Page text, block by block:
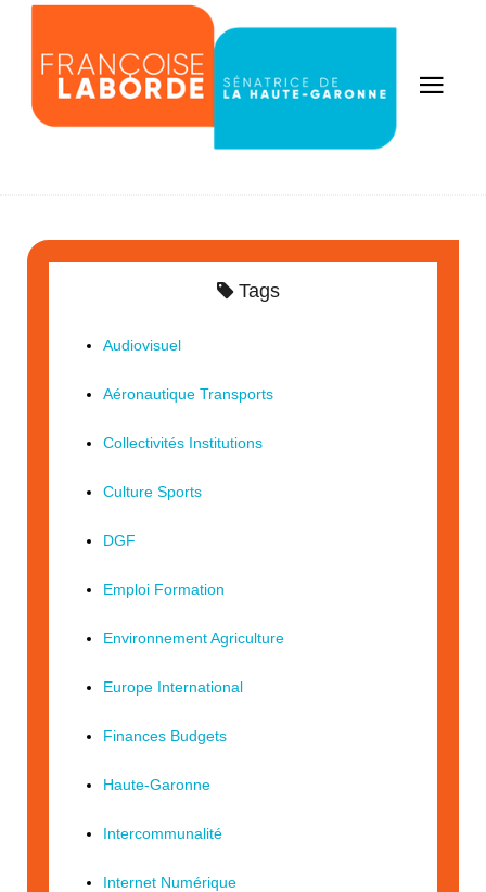
Tags
Audiovisuel
Aéronautique Transports
Collectivités Institutions
Culture Sports
DGF
Emploi Formation
Environnement Agriculture
Europe International
Finances Budgets
Haute-Garonne
Intercommunalité
Internet Numérique